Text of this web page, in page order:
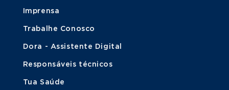
Imprensa
Trabalhe Conosco
Dora - Assistente Digital
Responsáveis técnicos
Tua Saúde